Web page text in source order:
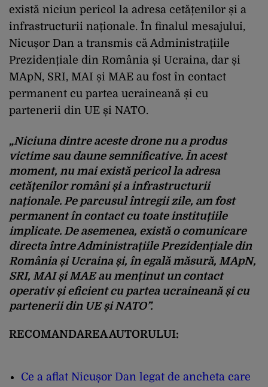
există niciun pericol la adresa cetățenilor și a
infrastructurii naționale. În finalul mesajului,
Nicușor Dan a transmis că Administrațiile
Prezidențiale din România și Ucraina, dar și
MApN, SRI, MAI și MAE au fost în contact
permanent cu partea ucraineană și cu
partenerii din UE și NATO.
„Niciuna dintre aceste drone nu a produs
victime sau daune semnificative. În acest
moment, nu mai există pericol la adresa
cetățenilor români și a infrastructurii
naționale. Pe parcusul întregii zile, am fost
permanent în contact cu toate instituțiile
implicate. De asemenea, există o comunicare
directa între Administrațiile Prezidențiale din
România și Ucraina și, în egală măsură, MApN,
SRI, MAI și MAE au menținut un contact
operativ și eficient cu partea ucraineană și cu
partenerii din UE și NATO”.
RECOMANDAREA AUTORULUI:
Ce a aflat Nicușor Dan legat de ancheta care